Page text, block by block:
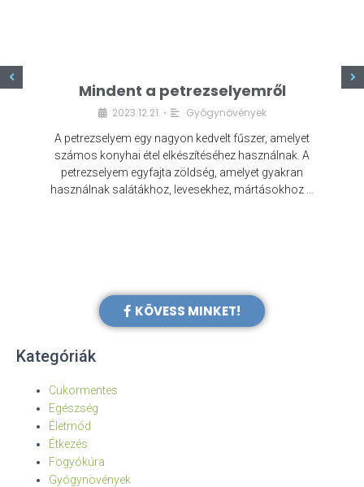
Mindent a petrezselyemről
2023.12.21. • Gyógynövények
A petrezselyem egy nagyon kedvelt fűszer, amelyet
számos konyhai étel elkészítéséhez használnak. A
petrezselyem egyfajta zöldség, amelyet gyakran
használnak salátákhoz, levesekhez, mártásokhoz …
KÖVESS MINKET!
Kategóriák
Cukormentes
Egészség
Életmód
Étkezés
Fogyókúra
Gyógynövények